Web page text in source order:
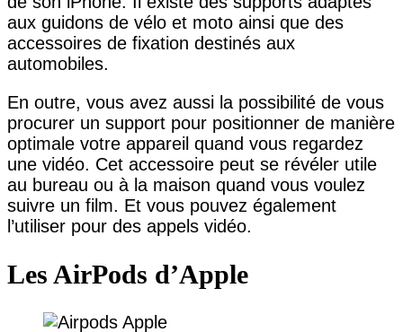
aux guidons de vélo et moto ainsi que des
accessoires de fixation destinés aux
automobiles.
En outre, vous avez aussi la possibilité de vous
procurer un support pour positionner de manière
optimale votre appareil quand vous regardez
une vidéo. Cet accessoire peut se révéler utile
au bureau ou à la maison quand vous voulez
suivre un film. Et vous pouvez également
l’utiliser pour des appels vidéo.
Les AirPods d’Apple